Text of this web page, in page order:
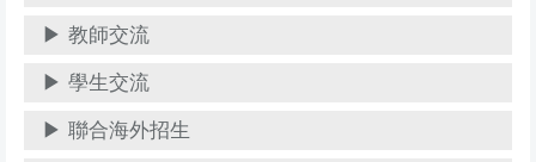
▶ 教師交流
▶ 學生交流
▶ 聯合海外招生